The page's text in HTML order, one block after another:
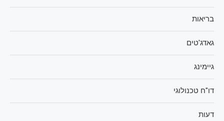
בריאות
גאדג'טים
גיימינג
דו"ח טכנולוגי
דעות